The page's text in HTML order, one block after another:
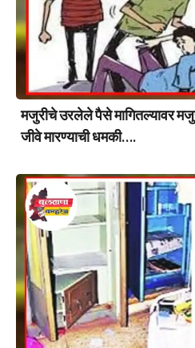
मजुरीचे उरलेले पैसे मागितल्यावर
जीवे मारण्याची धमकी….